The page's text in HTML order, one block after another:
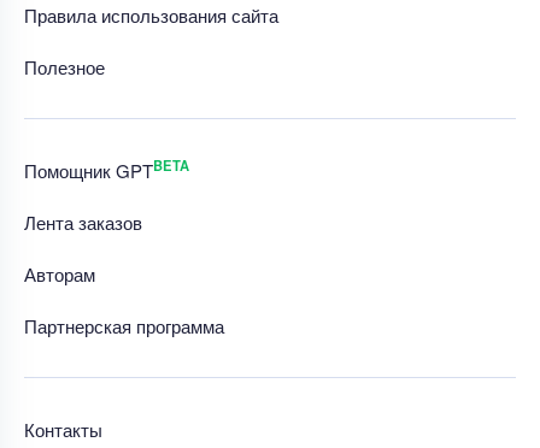
Правила использования сайта
Полезное
Помощник GPTBETA
Лента заказов
Авторам
Партнерская программа
Контакты